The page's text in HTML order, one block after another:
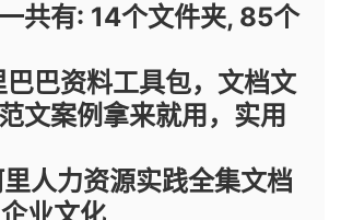
共有: 14个文件夹, 85个
巴资料工具包，文档文
文案例拿来就用，实用
人力资源实践全集文档